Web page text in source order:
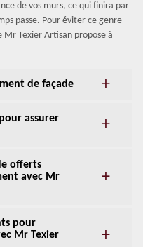
de vos murs, ce qui finira par
passe. Pour éviter ce genre
Mr Texier Artisan propose à
de façade
assurer
offerts
avec Mr
pour
Mr Texier